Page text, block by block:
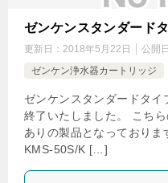
ゼンケンスタンダード
更新日： 2018年5月22日 公開
ゼンケン浄水器カートリッジ
ゼンケンスタンダードタ
終了いたしました。 こち
ありの製品となっており
KMS-50S/K […]